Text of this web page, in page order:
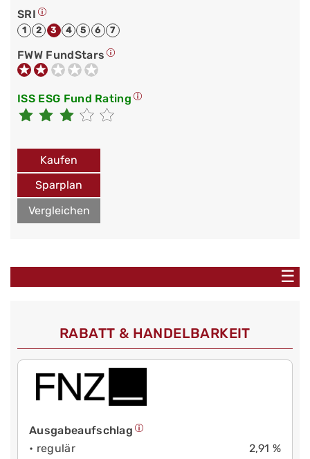
SRI
1 2 3 4 5 6 7
FWW FundStars
ISS ESG Fund Rating
Kaufen
Sparplan
Vergleichen
☰
RABATT & HANDELBARKEIT
Ausgabeaufschlag
• regulär
2,91 %